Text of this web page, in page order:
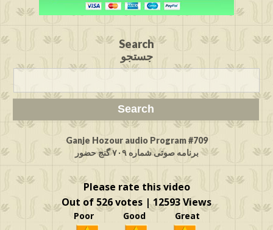
Search
جستجو
Ganje Hozour audio Program #709
برنامه صوتی شماره ۷۰۹ گنج حضور
Please rate this video
Out of 526 votes | 12593 Views
Poor Good Great